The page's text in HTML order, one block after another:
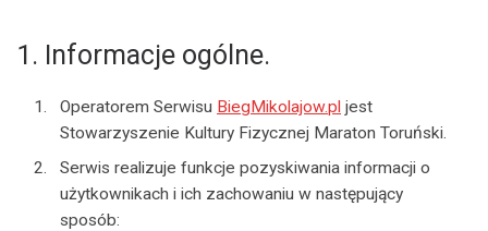
1. Informacje ogólne.
Operatorem Serwisu BiegMikolajow.pl jest
Stowarzyszenie Kultury Fizycznej Maraton Toruński.
Serwis realizuje funkcje pozyskiwania informacji o
użytkownikach i ich zachowaniu w następujący
sposób: